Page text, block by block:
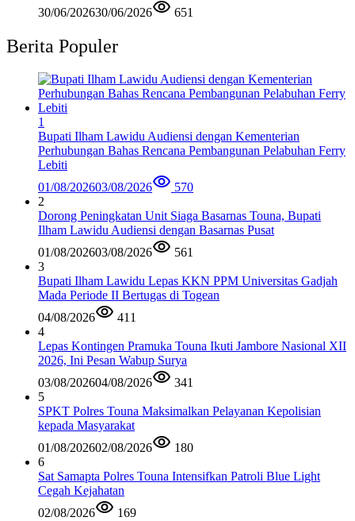
30/06/202630/06/2026 651
Berita Populer
1
Bupati Ilham Lawidu Audiensi dengan Kementerian
Perhubungan Bahas Rencana Pembangunan Pelabuhan Ferry
Lebiti
01/08/202603/08/2026
570
2
Dorong Peningkatan Unit Siaga Basarnas Touna, Bupati
Ilham Lawidu Audiensi dengan Basarnas Pusat
01/08/202603/08/2026
561
3
Bupati Ilham Lawidu Lepas KKN PPM Universitas Gadjah
Mada Periode II Bertugas di Togean
04/08/2026
411
4
Lepas Kontingen Pramuka Touna Ikuti Jambore Nasional XII
2026, Ini Pesan Wabup Surya
03/08/202604/08/2026
341
5
SPKT Polres Touna Maksimalkan Pelayanan Kepolisian
kepada Masyarakat
01/08/202602/08/2026
180
6
Sat Samapta Polres Touna Intensifkan Patroli Blue Light
Cegah Kejahatan
02/08/2026
169